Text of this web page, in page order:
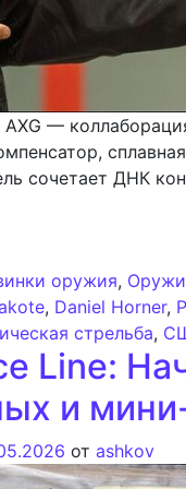
AXG —
сочетает ДНК
оружия,
, Daniel Horner,
стрельба,
Line:
и
от ashkov